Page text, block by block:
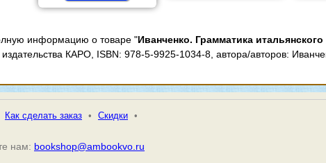
информацию о товаре "Иванченко. Грамматика
издательства КАРО, ISBN: 978-5-9925-1034-8, автора/авторов:
Как сделать заказ • Скидки •
нам: bookshop@ambookvo.ru